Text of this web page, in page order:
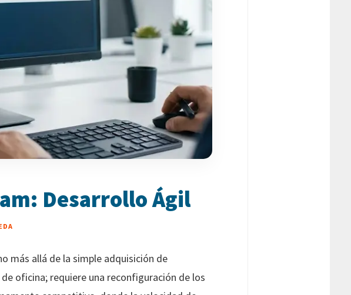
Desarrollo Ágil
más allá de la simple adquisición de
oficina; requiere una reconfiguración de los